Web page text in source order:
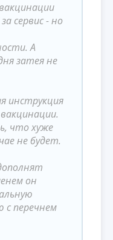
сервис - но
А
затея не
инструкция
что хуже
не будет.
он
с перечнем